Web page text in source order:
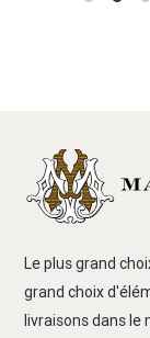
Le plus grand
grand choix
livraisons dans le